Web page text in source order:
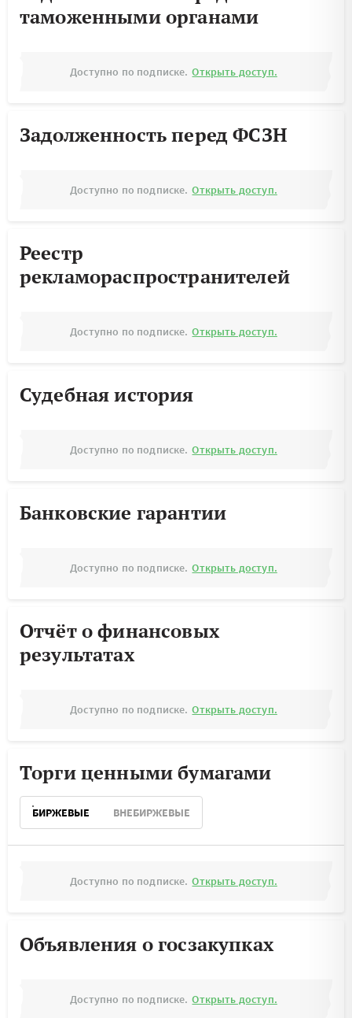
таможенными органами
Доступно по подписке. Открыть доступ.
Задолженность перед ФСЗН
Доступно по подписке. Открыть доступ.
Реестр
рекламораспространителей
Доступно по подписке. Открыть доступ.
Судебная история
Доступно по подписке. Открыть доступ.
Банковские гарантии
Доступно по подписке. Открыть доступ.
Отчёт о финансовых
результатах
Доступно по подписке. Открыть доступ.
Торги ценными бумагами
БИРЖЕВЫЕ ВНЕБИРЖЕВЫЕ
Доступно по подписке. Открыть доступ.
Объявления о госзакупках
Доступно по подписке. Открыть доступ.